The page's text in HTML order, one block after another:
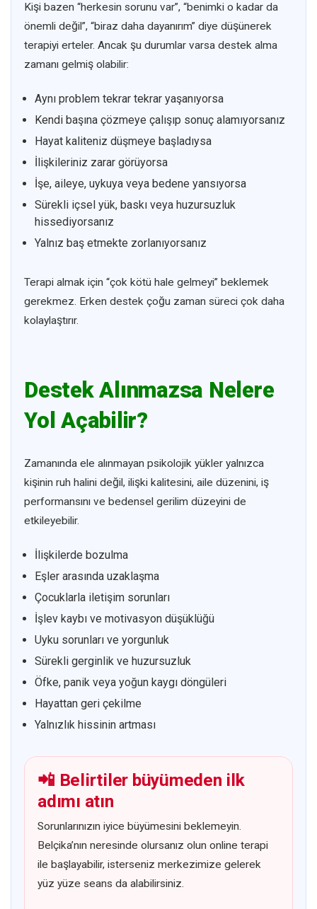
Kişi bazen “herkesin sorunu var”, “benimki o kadar da
önemli değil”, “biraz daha dayanırım” diye düşünerek
terapiyi erteler. Ancak şu durumlar varsa destek alma
zamanı gelmiş olabilir:
Aynı problem tekrar tekrar yaşanıyorsa
Kendi başına çözmeye çalışıp sonuç alamıyorsanız
Hayat kaliteniz düşmeye başladıysa
İlişkileriniz zarar görüyorsa
İşe, aileye, uykuya veya bedene yansıyorsa
Sürekli içsel yük, baskı veya huzursuzluk
hissediyorsanız
Yalnız baş etmekte zorlanıyorsanız
Terapi almak için “çok kötü hale gelmeyi” beklemek
gerekmez. Erken destek çoğu zaman süreci çok daha
kolaylaştırır.
Destek Alınmazsa Nelere
Yol Açabilir?
Zamanında ele alınmayan psikolojik yükler yalnızca
kişinin ruh halini değil, ilişki kalitesini, aile düzenini, iş
performansını ve bedensel gerilim düzeyini de
etkileyebilir.
İlişkilerde bozulma
Eşler arasında uzaklaşma
Çocuklarla iletişim sorunları
İşlev kaybı ve motivasyon düşüklüğü
Uyku sorunları ve yorgunluk
Sürekli gerginlik ve huzursuzluk
Öfke, panik veya yoğun kaygı döngüleri
Hayattan geri çekilme
Yalnızlık hissinin artması
📲 Belirtiler büyümeden ilk
adımı atın
Sorunlarınızın iyice büyümesini beklemeyin.
Belçika’nın neresinde olursanız olun online terapi
ile başlayabilir, isterseniz merkezimize gelerek
yüz yüze seans da alabilirsiniz.